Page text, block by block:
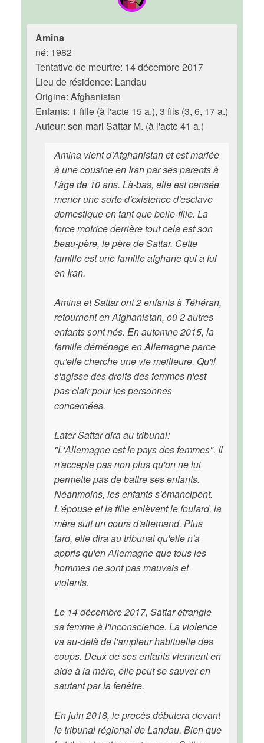
Amina
né: 1982
Tentative de meurtre: 14 décembre 2017
Lieu de résidence: Landau
Origine: Afghanistan
Enfants: 1 fille (à l'acte 15 a.), 3 fils (3, 6, 17 a.)
Auteur: son mari Sattar M. (à l'acte 41 a.)
Amina vient d'Afghanistan et est mariée
à une cousine en Iran par ses parents à
l'âge de 10 ans. Là-bas, elle est censée
mener une sorte d'existence d'esclave
domestique en tant que belle-fille. La
force motrice derrière tout cela est son
beau-père, le père de Sattar. Cette
famille est une famille afghane qui a fui
en Iran.
Amina et Sattar ont 2 enfants à Téhéran,
retournent en Afghanistan, où 2 autres
enfants sont nés. En automne 2015, la
famille déménage en Allemagne parce
qu'elle cherche une vie meilleure. Qu'il
s'agisse des droits des femmes n'est
pas clair pour les personnes
concernées.
Later Sattar dira au tribunal:
"L'Allemagne est le pays des femmes". Il
n'accepte pas non plus qu'on ne lui
permette pas de battre ses enfants.
Néanmoins, les enfants s'émancipent.
L'épouse et la fille enlèvent le foulard, la
mère suit un cours d'allemand. Plus
tard, elle dira au tribunal qu'elle n'a
appris qu'en Allemagne que tous les
hommes ne sont pas mauvais et
violents.
Le 14 décembre 2017, Sattar étrangle
sa femme à l'inconscience. La violence
va au-delà de l'ampleur habituelle des
coups. Deux de ses enfants viennent en
aide à la mère, elle peut se sauver en
sautant par la fenêtre.
En juin 2018, le procès débutera devant
le tribunal régional de Landau. Bien que